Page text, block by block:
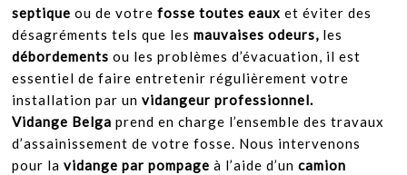
septique ou de votre fosse toutes eaux et éviter des
désagréments tels que les mauvaises odeurs, les
débordements ou les problèmes d’évacuation, il est
essentiel de faire entretenir régulièrement votre
installation par un vidangeur professionnel.
Vidange Belga prend en charge l’ensemble des travaux
d’assainissement de votre fosse. Nous intervenons
pour la vidange par pompage à l’aide d’un camion